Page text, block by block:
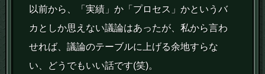
以前から、「実績」か「プロセス」かというバ
カとしか思えない議論はあったが、私から言わ
せれば、議論のテーブルに上げる余地すらな
い、どうでもいい話です(笑)。